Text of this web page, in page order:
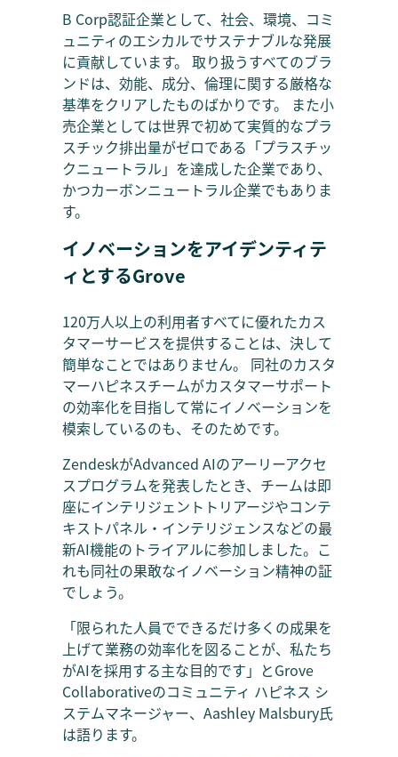
B Corp認証企業として、社会、環境、コミ
ュニティのエシカルでサステナブルな発展
に貢献しています。 取り扱うすべてのブラ
ンドは、効能、成分、倫理に関する厳格な
基準をクリアしたものばかりです。 また小
売企業としては世界で初めて実質的なプラ
スチック排出量がゼロである「プラスチッ
クニュートラル」を達成した企業であり、
かつカーボンニュートラル企業でもありま
す。
イノベーションをアイデンティテ
ィとするGrove
120万人以上の利用者すべてに優れたカス
タマーサービスを提供することは、決して
簡単なことではありません。 同社のカスタ
マーハピネスチームがカスタマーサポート
の効率化を目指して常にイノベーションを
模索しているのも、そのためです。
ZendeskがAdvanced AIのアーリーアクセ
スプログラムを発表したとき、チームは即
座にインテリジェントトリアージやコンテ
キストパネル・インテリジェンスなどの最
新AI機能のトライアルに参加しました。こ
れも同社の果敢なイノベーション精神の証
でしょう。
「限られた人員でできるだけ多くの成果を
上げて業務の効率化を図ることが、私たち
がAIを採用する主な目的です」とGrove
Collaborativeのコミュニティ ハピネス シ
ステムマネージャー、Aashley Malsbury氏
は語ります。